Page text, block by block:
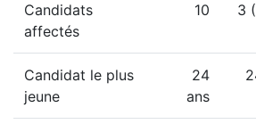
Candidats
affectés
10 3
Candidat le plus
jeune
24
ans